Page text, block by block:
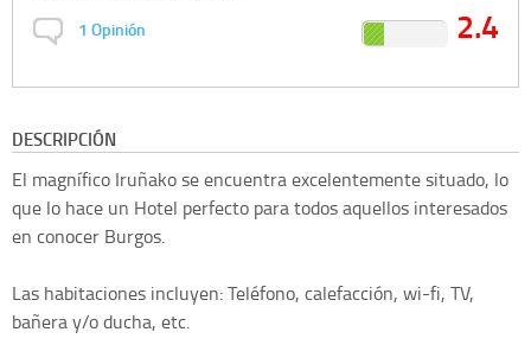
1 Opinión 2.4
DESCRIPCIÓN
El magnífico Iruñako se encuentra excelentemente situado, lo
que lo hace un Hotel perfecto para todos aquellos interesados
en conocer Burgos.
Las habitaciones incluyen: Teléfono, calefacción, wi-fi, TV,
bañera y/o ducha, etc.